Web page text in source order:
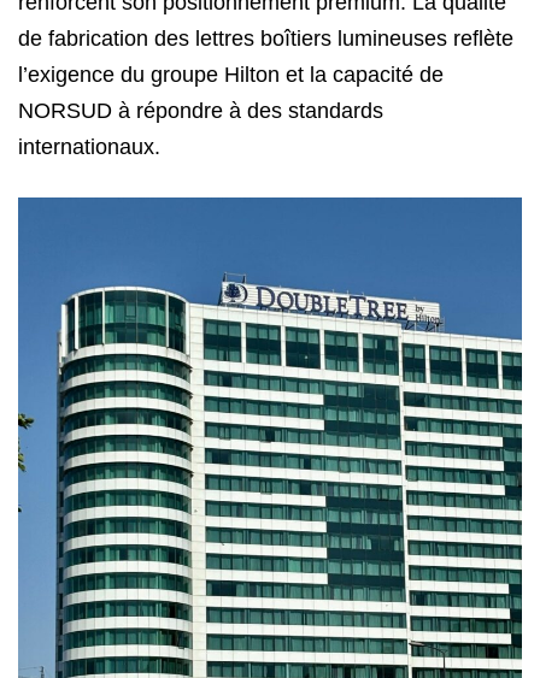
de fabrication des lettres boîtiers lumineuses reflète
l’exigence du groupe Hilton et la capacité de
NORSUD à répondre à des standards
internationaux.